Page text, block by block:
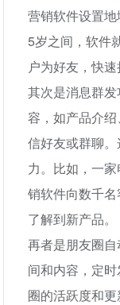
营销软件设置
5岁之间，软件
户为好友，快速
其次是消息群
容，如产品介
信好友或群聊
力。比如，一
销软件向数千
了解到新产品。
再者是朋友圈
间和内容，定
圈的活跃度和